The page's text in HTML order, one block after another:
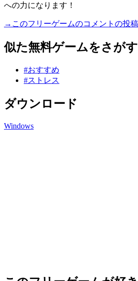
への力になります！
→このフリーゲームのコメントの投
似た無料ゲームをさがす
#おすすめ
#ストレス
ダウンロード
Windows